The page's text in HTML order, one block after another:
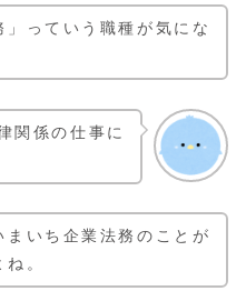
」っていう職種が気にな
関係の仕事に
まいち企業法務のことが
。